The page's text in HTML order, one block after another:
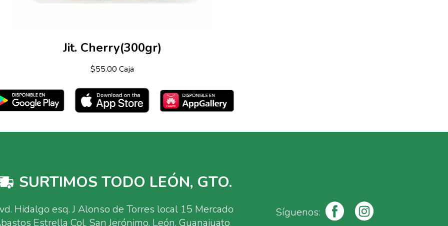
Jit. Cherry(300gr)
$55.00 Caja
SURTIMOS TODO LEÓN, GTO.
Hidalgo esq. J Alonso de Torres local 15 Mercado
Estrella Col. San Jerónimo, León, Guanajuato
Síguenos: